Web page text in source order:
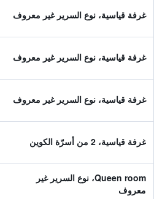
غرفة قياسية، نوع السرير غير معروف
غرفة قياسية، نوع السرير غير معروف
غرفة قياسية، نوع السرير غير معروف
غرفة قياسية، 2 من أسرّة الكوين
Queen room، نوع السرير غير
معروف